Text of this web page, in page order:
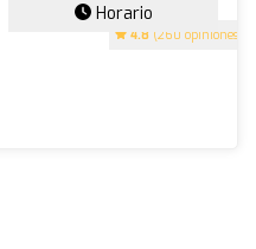
4.8 (260 opiniones)
Horario